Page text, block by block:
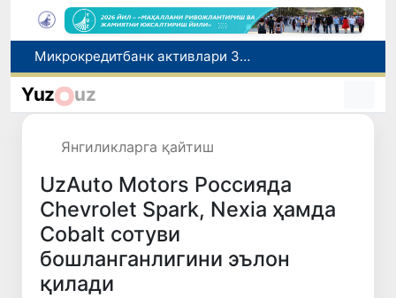
Малайзия Марказий Осиёда тиббий туризм йўналиши сифатидаги мавқеини мустаҳкамламоқда
Польшадаги элчихона кўмагида она ва бола Ватанга қайтарилди
Yuz uz
Янгиликларга қайтиш
UzAuto Motors Россияда
Chevrolet Spark, Nexia ҳамда
Cobalt сотуви
бошланганлигини эълон
қилади